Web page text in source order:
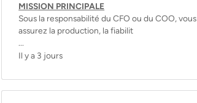
MISSION PRINCIPALE
Sous la responsabilité du CFO ou du COO, vous
assurez la production, la fiabilit
...
Il y a 3 jours